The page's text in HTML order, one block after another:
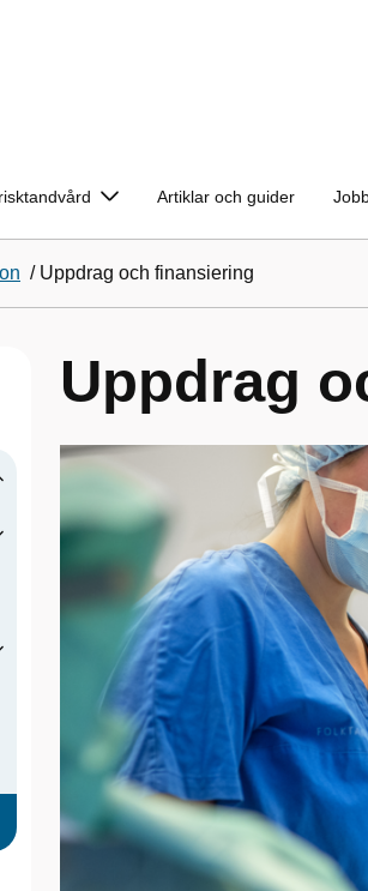
Artiklar och guider
/ Uppdrag och finansiering
Uppdrag